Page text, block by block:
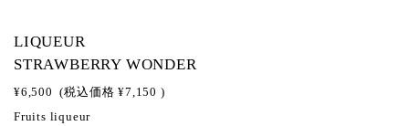
LIQUEUR
STRAWBERRY WONDER
¥6,500 (税込価格 ¥7,150 )
Fruits liqueur